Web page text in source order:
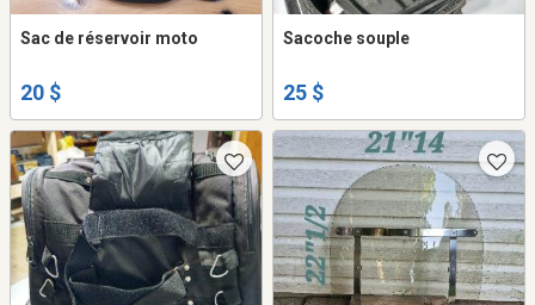
Sac de réservoir moto
20 $
Sacoche souple
25 $